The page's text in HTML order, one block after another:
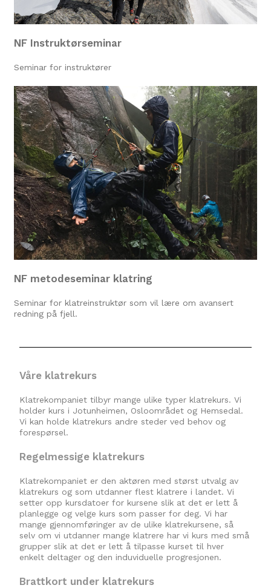
NF Instruktørseminar
Seminar for instruktører
NF metodeseminar klatring
Seminar for klatreinstruktør som vil lære om avansert
redning på fjell.
Våre klatrekurs
Klatrekompaniet tilbyr mange ulike typer klatrekurs. Vi
holder kurs i Jotunheimen, Osloområdet og Hemsedal.
Vi kan holde klatrekurs andre steder ved behov og
forespørsel.
Regelmessige klatrekurs
Klatrekompaniet er den aktøren med størst utvalg av
klatrekurs og som utdanner flest klatrere i landet. Vi
setter opp kursdatoer for kursene slik at det er lett å
planlegge og velge kurs som passer for deg. Vi har
mange gjennomføringer av de ulike klatrekursene, så
selv om vi utdanner mange klatrere har vi kurs med små
grupper slik at det er lett å tilpasse kurset til hver
enkelt deltager og den induviduelle progresjonen.
Brattkort under klatrekurs